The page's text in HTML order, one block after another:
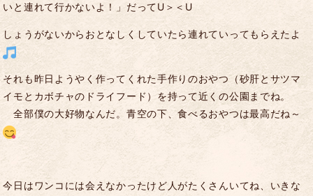
いと連れて行かないよ！」だってU ＞＜ U
しょうがないからおとなしくしていたら連れていってもらえたよ
それも昨日ようやく作ってくれた手作りのおやつ（砂肝とサツマ
イモとカボチャのドライフード）を持って近くの公園までね。
全部僕の大好物なんだ。 青空の下、食べるおやつは最高だね～
今日 はワンコには会えなかったけど人がたくさんいてね、いきな